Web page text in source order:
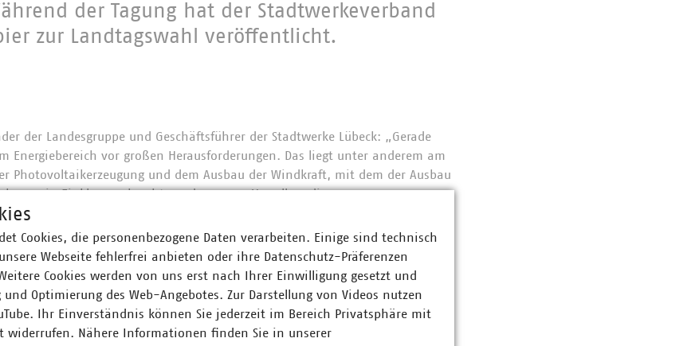
der Tagung hat der Stadtwerkeverband
zur Landtagswahl veröffentlicht.
der Landesgruppe und Geschäftsführer der Stadtwerke Lübeck: „Gerade
Energiebereich vor großen Herausforderungen. Das liegt unter anderem am
Photovoltaikerzeugung und dem Ausbau der Windkraft, mit dem der Ausbau
in Einklang gebracht werden muss. Vor allem die
„kleineren" Netze, müssen Stand halten mit dem Ausbau der erneuerbaren
Begleitung dieser Aufgaben plädiert die VKU-Landesgruppe Nord
Bundesnetzagentur zu beenden. „Wir brauchen eine eigene
so Schäffner. „Mecklenburg-Vorpommern hat es vorgemacht und eine
Jahr an den Start gebracht."
Cookies, die personenbezogene Daten verarbeiten. Einige sind technisch
Webseite fehlerfrei anbieten oder ihre Datenschutz-Präferenzen
Cookies werden von uns erst nach Ihrer Einwilligung gesetzt und
Optimierung des Web-Angebotes. Zur Darstellung von Videos nutzen
Ihr Einverständnis können Sie jederzeit im Bereich Privatsphäre mit
widerrufen. Nähere Informationen finden Sie in unserer